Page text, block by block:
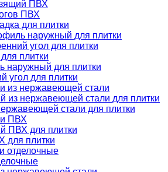
ПВХ
ПВХ
для плитки
наружный для плитки
угол для плитки
плитки
наружный для плитки
угол для плитки
из нержавеющей стали
из нержавеющей стали для плитки
стали для плитки
ПВХ
ПВХ для плитки
для плитки
отделочные